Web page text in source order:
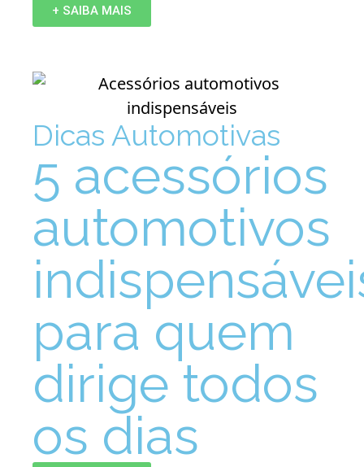
+ SAIBA MAIS
Dicas Automotivas
5 acessórios
automotivos
para quem
dirige todos
os dias